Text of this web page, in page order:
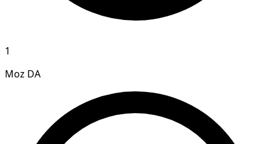
1
Moz DA